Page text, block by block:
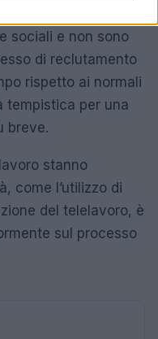
sociali e non sono
di reclutamento
rispetto ai normali
tempistica per una
breve.
stanno
come l’utilizzo di
del telelavoro, è
sul processo